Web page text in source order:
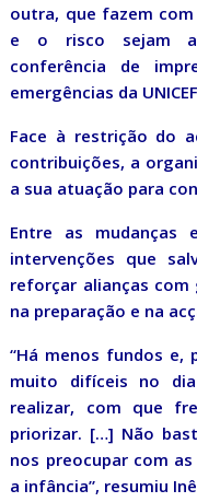
outra, que fazem
e o risco sejam
conferência de
emergências da
Face à restrição do
contribuições, a
a sua atuação para
Entre as mudanças
intervenções que
reforçar alianças
na preparação e na
“Há menos fundos e,
muito difíceis no
realizar, com que
priorizar. […] Não
nos preocupar com
a infância”, resumiu